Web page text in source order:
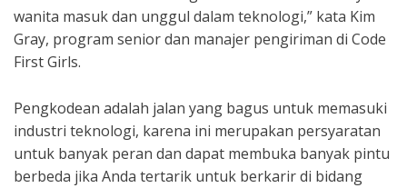
wanita masuk dan unggul dalam teknologi,” kata Kim
Gray, program senior dan manajer pengiriman di Code
First Girls.
Pengkodean adalah jalan yang bagus untuk memasuki
industri teknologi, karena ini merupakan persyaratan
untuk banyak peran dan dapat membuka banyak pintu
berbeda jika Anda tertarik untuk berkarir di bidang